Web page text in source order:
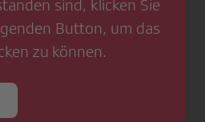
sind, klicken Sie
Button, um das
zu können.